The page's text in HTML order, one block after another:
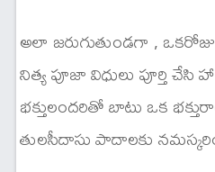
అలా జరుగుతుండగా ,
నిత్య పూజా విధులు పూర్తి చేసి
భక్తులందరితో బాటు ఒక
తులసీదాసు పాదాలకు